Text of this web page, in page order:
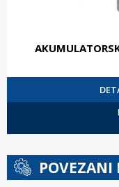
POVEZANI